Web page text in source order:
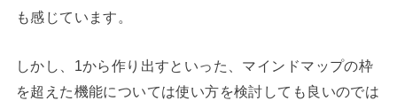
も感じています。
しかし、1から作り出すといった、マインドマップの枠
を超えた機能については使い方を検討しても良いのでは